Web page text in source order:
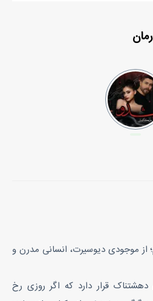
از موجودی دیوسیرت، انسانی مدرن و
قرار دارد که اگر روزی رخ